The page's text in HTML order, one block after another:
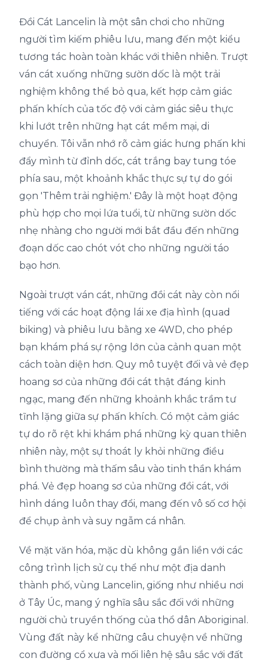
Đồi Cát Lancelin là một sân chơi cho những
người tìm kiếm phiêu lưu, mang đến một kiểu
tương tác hoàn toàn khác với thiên nhiên. Trượt
ván cát xuống những sườn dốc là một trải
nghiệm không thể bỏ qua, kết hợp cảm giác
phấn khích của tốc độ với cảm giác siêu thực
khi lướt trên những hạt cát mềm mại, di
chuyển. Tôi vẫn nhớ rõ cảm giác hưng phấn khi
đẩy mình từ đỉnh dốc, cát trắng bay tung tóe
phía sau, một khoảnh khắc thực sự tự do gói
gọn 'Thêm trải nghiệm.' Đây là một hoạt động
phù hợp cho mọi lứa tuổi, từ những sườn dốc
nhẹ nhàng cho người mới bắt đầu đến những
đoạn dốc cao chót vót cho những người táo
bạo hơn.
Ngoài trượt ván cát, những đồi cát này còn nổi
tiếng với các hoạt động lái xe địa hình (quad
biking) và phiêu lưu bằng xe 4WD, cho phép
bạn khám phá sự rộng lớn của cảnh quan một
cách toàn diện hơn. Quy mô tuyệt đối và vẻ đẹp
hoang sơ của những đồi cát thật đáng kinh
ngạc, mang đến những khoảnh khắc trầm tư
tĩnh lặng giữa sự phấn khích. Có một cảm giác
tự do rõ rệt khi khám phá những kỳ quan thiên
nhiên này, một sự thoát ly khỏi những điều
bình thường mà thấm sâu vào tinh thần khám
phá. Vẻ đẹp hoang sơ của những đồi cát, với
hình dáng luôn thay đổi, mang đến vô số cơ hội
để chụp ảnh và suy ngẫm cá nhân.
Về mặt văn hóa, mặc dù không gắn liền với các
công trình lịch sử cụ thể như một địa danh
thành phố, vùng Lancelin, giống như nhiều nơi
ở Tây Úc, mang ý nghĩa sâu sắc đối với những
người chủ truyền thống của thổ dân Aboriginal.
Vùng đất này kể những câu chuyện về những
con đường cổ xưa và mối liên hệ sâu sắc với đất